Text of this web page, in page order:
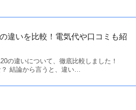
違いを比較！電気代や口コミも紹
の違いについて、徹底比較しました！
結論から言うと、違い…